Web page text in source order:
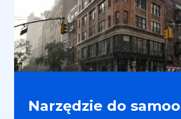
Narzędzie do